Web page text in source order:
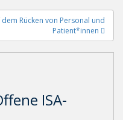
Rücken von Personal und
Patient*innen
ISA-